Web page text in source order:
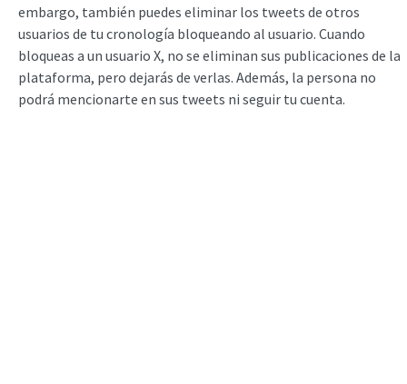
embargo, también puedes eliminar los tweets de otros
usuarios de tu cronología bloqueando al usuario. Cuando
bloqueas a un usuario X, no se eliminan sus publicaciones de la
plataforma, pero dejarás de verlas. Además, la persona no
podrá mencionarte en sus tweets ni seguir tu cuenta.